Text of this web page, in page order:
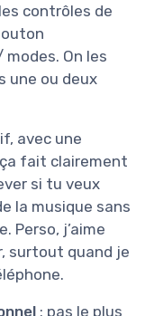
contrôles de
modes. On les
une ou deux
avec une
fait clairement
si tu veux
la musique sans
Perso, j’aime
surtout quand je
: pas le plus